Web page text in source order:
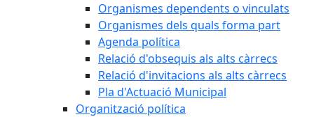
Organismes dependents o vinculats
Organismes dels quals forma part
Agenda política
Relació d'obsequis als alts càrrecs
Relació d'invitacions als alts càrrecs
Pla d'Actuació Municipal
Organització política